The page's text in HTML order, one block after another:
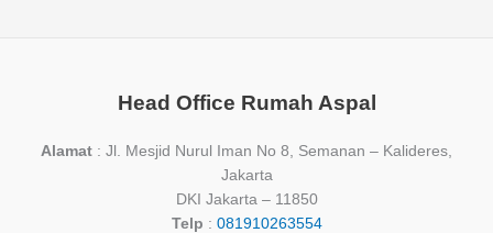
Head Office Rumah Aspal
Alamat : Jl. Mesjid Nurul Iman No 8, Semanan – Kalideres,
Jakarta
DKI Jakarta – 11850
Telp : 081910263554